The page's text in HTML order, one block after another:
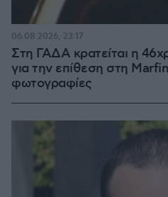
Στη ΓΑΔΑ κρατείται η
για την επίθεση στη
φωτογραφίες
06.08.2026, 23:17